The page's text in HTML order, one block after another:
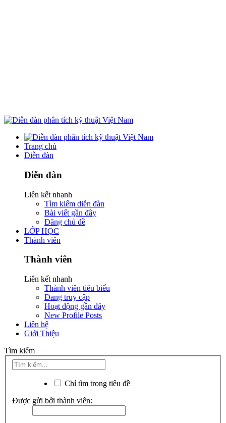
Trang chủ
Diễn đàn
Diễn đàn
Liên kết nhanh
Tìm kiếm diễn đàn
Bài viết gần đây
Đăng chủ đề
LỚP HỌC
Thành viên
Thành viên
Liên kết nhanh
Thành viên tiêu biểu
Đang truy cập
Hoạt động gần đây
New Profile Posts
Liên hệ
Giới Thiệu
Tìm kiếm
Chỉ tìm trong tiêu đề
Được gửi bởi thành viên: